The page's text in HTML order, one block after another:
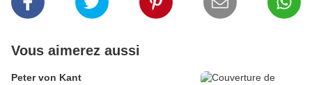
Vous aimerez aussi
Peter von Kant